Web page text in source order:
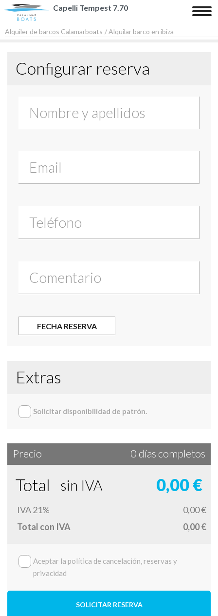
Contacto
Capelli Tempest 7.70
Alquiler de barcos Calamarboats / Alquilar barco en ibiza
Configurar reserva
Extras
Solicitar disponibilidad de patrón.
Precio 0 días completos
Total sin IVA 0,00 €
IVA 21%
0,00 €
Total con IVA
0,00 €
Aceptar la política de cancelación, reservas y
privacidad
SOLICITAR RESERVA